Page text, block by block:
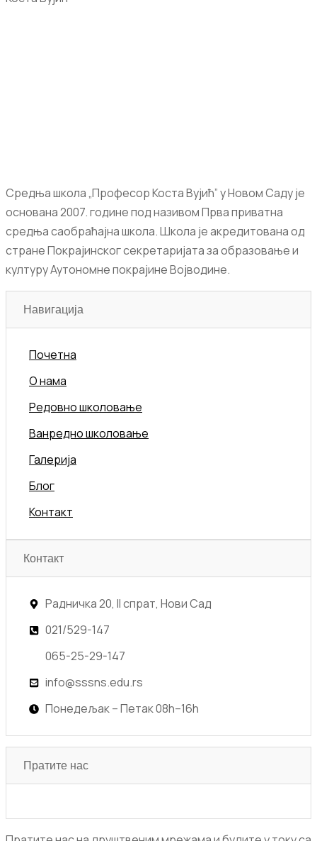
Средња школа „Професор Коста Вујић” у Новом Саду је
основана 2007. године под називом Прва приватна
средња саобраћајна школа. Школа је акредитована од
стране Покрајинског секретаријата за образовање и
културу Аутономне покрајине Војводине.
Навигација
Почетна
О нама
Редовно школовање
Ванредно школовање
Галерија
Блог
Контакт
Контакт
Радничка 20, II спрат, Нови Сад
021/529-147
065-25-29-147
info@sssns.edu.rs
Понедељак – Петак 08h–16h
Пратите нас